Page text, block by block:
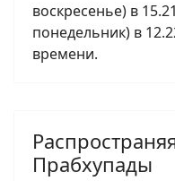
воскресенье) в
понедельник) в
времени.
Прабхупады